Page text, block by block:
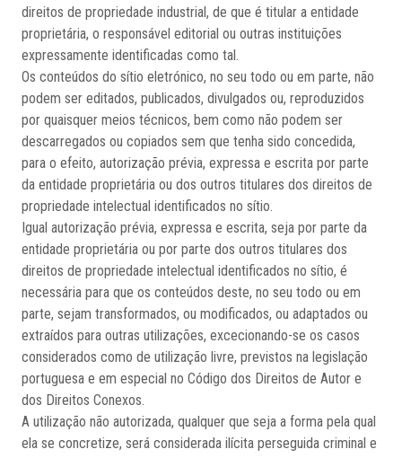
direitos de propriedade industrial, de que é titular a entidade
proprietária, o responsável editorial ou outras instituições
expressamente identificadas como tal.
Os conteúdos do sítio eletrónico, no seu todo ou em parte, não
podem ser editados, publicados, divulgados ou, reproduzidos
por quaisquer meios técnicos, bem como não podem ser
descarregados ou copiados sem que tenha sido concedida,
para o efeito, autorização prévia, expressa e escrita por parte
da entidade proprietária ou dos outros titulares dos direitos de
propriedade intelectual identificados no sítio.
Igual autorização prévia, expressa e escrita, seja por parte da
entidade proprietária ou por parte dos outros titulares dos
direitos de propriedade intelectual identificados no sítio, é
necessária para que os conteúdos deste, no seu todo ou em
parte, sejam transformados, ou modificados, ou adaptados ou
extraídos para outras utilizações, excecionando-se os casos
considerados como de utilização livre, previstos na legislação
portuguesa e em especial no Código dos Direitos de Autor e
dos Direitos Conexos.
A utilização não autorizada, qualquer que seja a forma pela qual
ela se concretize, será considerada ilícita perseguida criminal e